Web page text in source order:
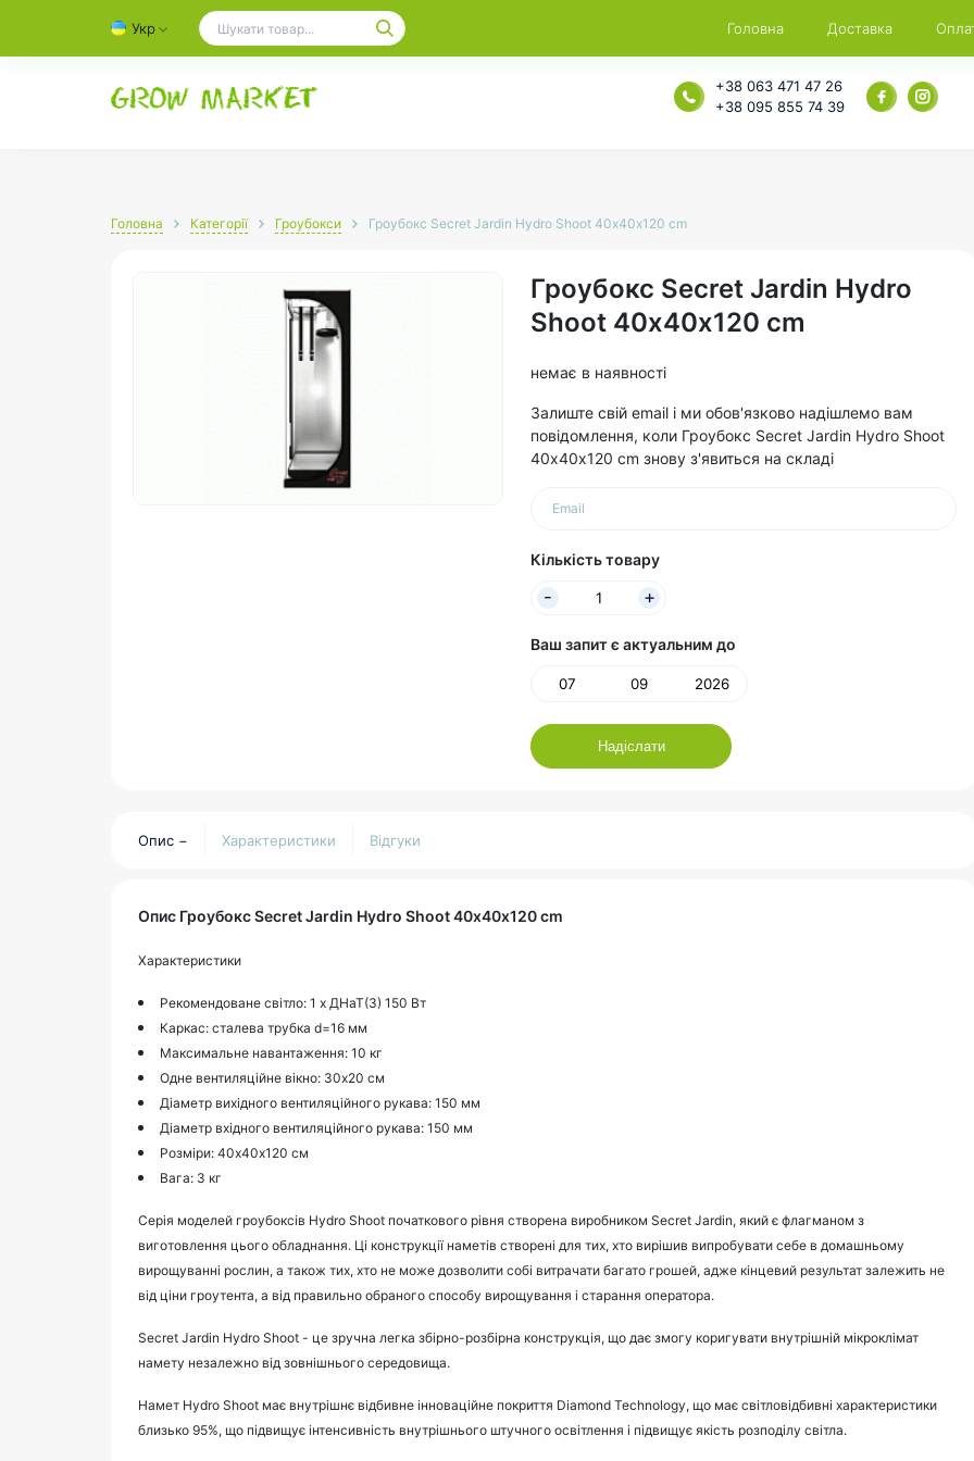
Укр Головна Доставка
+38 063 471 47 26
+38 095 855 74 39
Головна Категорії Гроубокси Гроубокс Secret Jardin Hydro Shoot 40х40х120 cm
Гроубокс Secret Jardin Hydro
Shoot 40х40х120 cm
немає в наявності
Залиште свій email і ми обов'язково надішлемо вам
повідомлення, коли Гроубокс Secret Jardin Hydro Shoot
40х40х120 cm знову з'явиться на складі
Email
Кількість товару
Ваш запит є актуальним до
Надіслати
Опис Характеристики Відгуки
Опис Гроубокс Secret Jardin Hydro Shoot 40х40х120 cm
Характеристики
Рекомендоване світло: 1 х ДНаТ(З) 150 Вт
Каркас: сталева трубка d=16 мм
Максимальне навантаження: 10 кг
Одне вентиляційне вікно: 30х20 см
Діаметр вихідного вентиляційного рукава: 150 мм
Діаметр вхідного вентиляційного рукава: 150 мм
Розміри: 40х40х120 см
Вага: 3 кг
Серія моделей гроубоксів Hydro Shoot початкового рівня створена виробником Secret Jardin, який є флагманом з
виготовлення цього обладнання. Ці конструкції наметів створені для тих, хто вирішив випробувати себе в домашньому
вирощуванні рослин, а також тих, хто не може дозволити собі витрачати багато грошей, адже кінцевий результат залежить не
від ціни гроутента, а від правильно обраного способу вирощування і старання оператора.
Secret Jardin Hydro Shoot - це зручна легка збірно-розбірна конструкція, що дає змогу коригувати внутрішній мікроклімат
намету незалежно від зовнішнього середовища.
Намет Hydro Shoot має внутрішнє відбивне інноваційне покриття Diamond Technology, що має світловідбивні характеристики
близько 95%, що підвищує інтенсивність внутрішнього штучного освітлення і підвищує якість розподілу світла.